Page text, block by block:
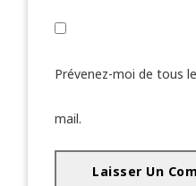
Prévenez-moi de tous
mail.